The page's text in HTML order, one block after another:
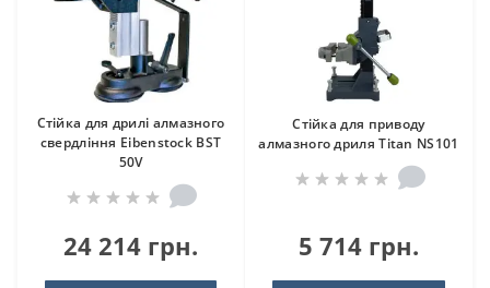
Стійка для дрилі алмазного
свердління Eibenstock BST
50V
24 214 грн.
Стійка для приводу
алмазного дриля Titan NS101
5 714 грн.